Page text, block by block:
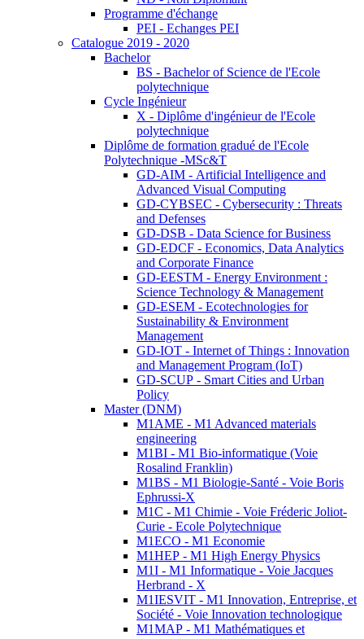
Programme d'échange
PEI - Echanges PEI
Catalogue 2019 - 2020
Bachelor
BS - Bachelor of Science de l'Ecole
polytechnique
Cycle Ingénieur
X - Diplôme d'ingénieur de l'Ecole
polytechnique
Diplôme de formation gradué de l'Ecole
Polytechnique -MSc&T
GD-AIM - Artificial Intelligence and
Advanced Visual Computing
GD-CYBSEC - Cybersecurity : Threats
and Defenses
GD-DSB - Data Science for Business
GD-EDCF - Economics, Data Analytics
and Corporate Finance
GD-EESTM - Energy Environment :
Science Technology & Management
GD-ESEM - Ecotechnologies for
Sustainability & Environment
Management
GD-IOT - Internet of Things : Innovation
and Management Program (IoT)
GD-SCUP - Smart Cities and Urban
Policy
Master (DNM)
M1AME - M1 Advanced materials
engineering
M1BI - M1 Bio-informatique (Voie
Rosalind Franklin)
M1BS - M1 Biologie-Santé - Voie Boris
Ephrussi-X
M1C - M1 Chimie - Voie Fréderic Joliot-
Curie - Ecole Polytechnique
M1ECO - M1 Economie
M1HEP - M1 High Energy Physics
M1I - M1 Informatique - Voie Jacques
Herbrand - X
M1IESVIT - M1 Innovation, Entreprise, et
Société - Voie Innovation technologique
M1MAP - M1 Mathématiques et